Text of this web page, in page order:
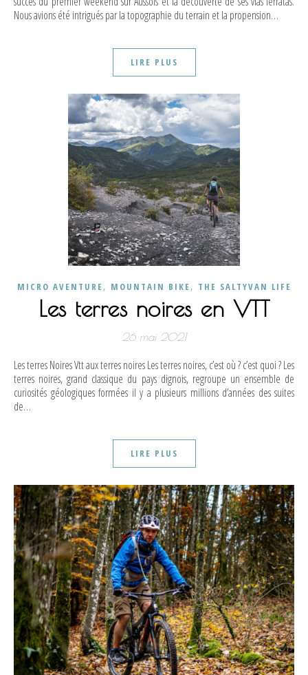
Nous avions été intrigués par la topographie du terrain et la propension…
LIRE PLUS
MICRO AVENTURE, MOUNTAIN BIKE, THE SALTYVAN LIFE
Les terres noires en VTT
26 mai 2021
Les terres Noires Vtt aux terres noires Les terres noires, c’est où ? c’est quoi ? Les
terres noires, grand classique du pays dignois, regroupe un ensemble de
curiosités géologiques formées il y a plusieurs millions d’années des suites
de…
LIRE PLUS